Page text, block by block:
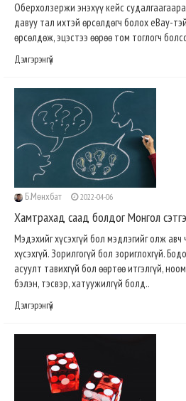
Оберхолзержи энэхүү кейс
давуу тал ихтэй өрсөлдөгч болох eBay-
өрсөлдөж, эцэстээ өөрөө том тоглогч
Дэлгэрэнгүй
Б.Мөнхбат 2022-04-06
Хамтрахад саад болдог Монгол
Мэдэхийг хүсэхгүй бол мэдлэгийг олж авч
хүсэхгүй. Зорилгогүй бол зориглохгүй.
асуулт тавихгүй бол өөртөө итгэлгүй,
бэлэн, тэсвэр, хатуужилгүй болд..
Дэлгэрэнгүй